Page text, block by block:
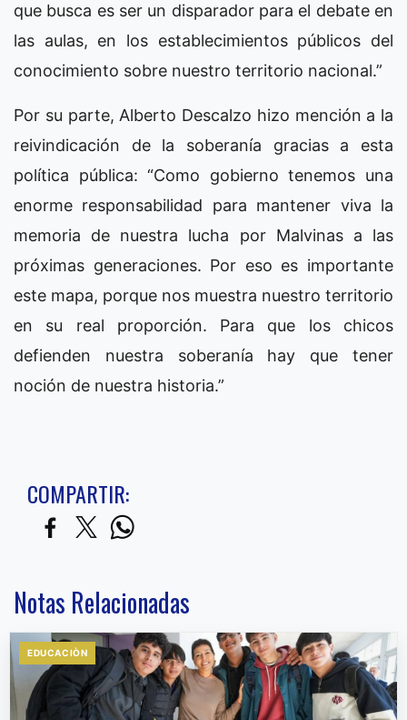
que busca es ser un disparador para el debate en
las aulas, en los establecimientos públicos del
conocimiento sobre nuestro territorio nacional.”
Por su parte, Alberto Descalzo hizo mención a la
reivindicación de la soberanía gracias a esta
política pública: “Como gobierno tenemos una
enorme responsabilidad para mantener viva la
memoria de nuestra lucha por Malvinas a las
próximas generaciones. Por eso es importante
este mapa, porque nos muestra nuestro territorio
en su real proporción. Para que los chicos
defienden nuestra soberanía hay que tener
noción de nuestra historia.”
COMPARTIR:
Notas Relacionadas
EDUCACIÒN